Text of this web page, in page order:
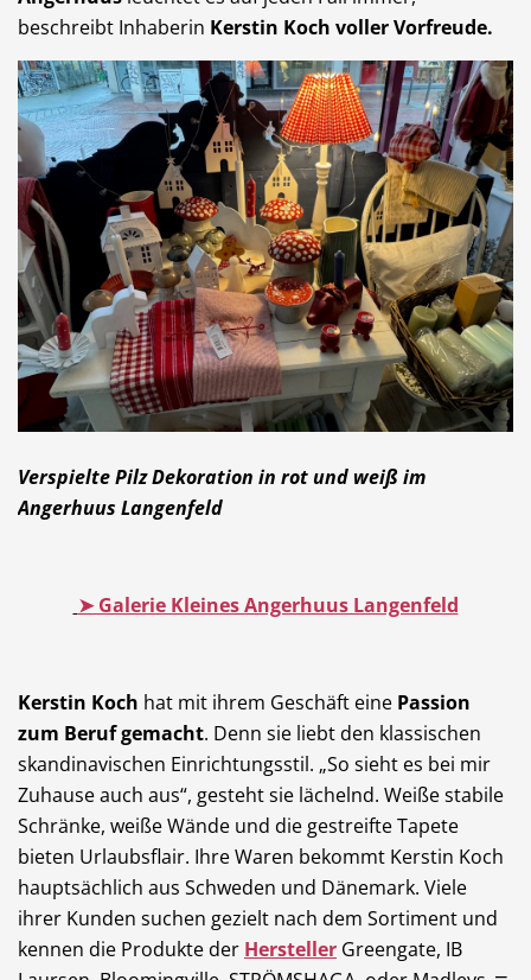
beschreibt Inhaberin Kerstin Koch voller Vorfreude.
Verspielte Pilz Dekoration in rot und weiß im
Angerhuus Langenfeld
➤ Galerie Kleines Angerhuus Langenfeld
Kerstin Koch hat mit ihrem Geschäft eine Passion
zum Beruf gemacht. Denn sie liebt den klassischen
skandinavischen Einrichtungsstil. „So sieht es bei mir
Zuhause auch aus“, gesteht sie lächelnd. Weiße stabile
Schränke, weiße Wände und die gestreifte Tapete
bieten Urlaubsflair. Ihre Waren bekommt Kerstin Koch
hauptsächlich aus Schweden und Dänemark. Viele
ihrer Kunden suchen gezielt nach dem Sortiment und
kennen die Produkte der Hersteller Greengate, IB